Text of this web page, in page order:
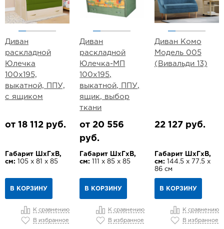
Диван
раскладной
Юлечка
100х195,
выкатной, ППУ,
с ящиком
от 18 112 руб.
Габарит ШхГхВ,
см: 105 х 81 х 85
В КОРЗИНУ
К сравнению
В избранное
Диван
раскладной
Юлечка-МП
100х195,
выкатной, ППУ,
ящик, выбор
ткани
от 20 556
руб.
Габарит ШхГхВ,
см:
111 х 85 х 85
В КОРЗИНУ
К сравнению
В избранное
Диван Комо
Модель 005
(Вивальди 13)
22 127 руб.
Габарит ШхГхВ,
см: 144.5 х 77.5 х
86 см
В КОРЗИНУ
К сравнению
В избранное